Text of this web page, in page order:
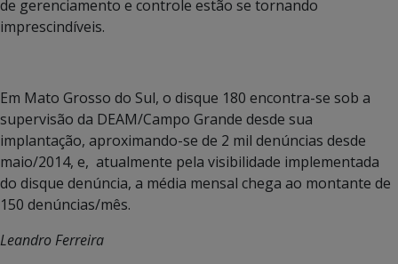
de gerenciamento e controle estão se tornando
imprescindíveis.
Em Mato Grosso do Sul, o disque 180 encontra-se sob a
supervisão da DEAM/Campo Grande desde sua
implantação, aproximando-se de 2 mil denúncias desde
maio/2014, e, atualmente pela visibilidade implementada
do disque denúncia, a média mensal chega ao montante de
150 denúncias/mês.
Leandro Ferreira